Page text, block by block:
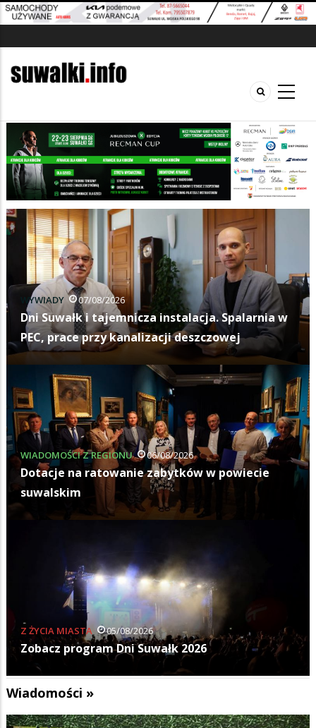
WYWIADY 07/08/2026
Dni Suwałk i tajemnicza instalacja. Spalarnia w
PEC, prace przy kanalizacji deszczowej
WIADOMOŚCI Z REGIONU 06/08/2026
Dotacje na ratowanie zabytków w powiecie
suwalskim
Z ŻYCIA MIASTA 05/08/2026
Zobacz program Dni Suwałk 2026
Wiadomości »